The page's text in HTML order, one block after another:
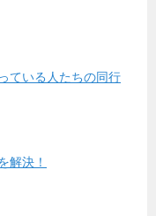
ている人たちの同行
解決！